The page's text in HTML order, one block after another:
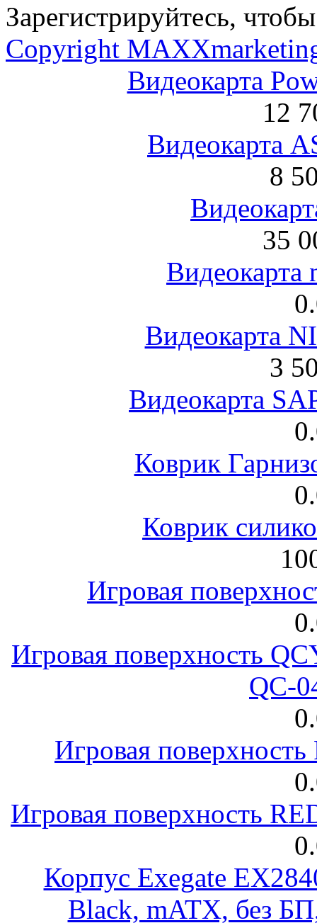
Зарегистрируйтесь,
Copyright
Видеокарта
12
Видеокарта
8
35
Видеокарта
Видеокарта
3
Видеокарта
Коврик
Коврик
Игровая
Игровая поверхность
QC-
Игровая
Игровая поверхность
Корпус Exegate
Black, mATX, без